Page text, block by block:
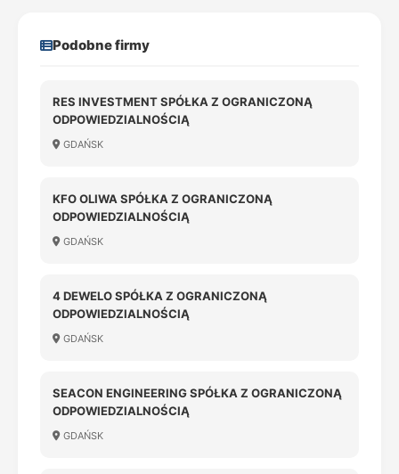
Podobne firmy
RES INVESTMENT SPÓŁKA Z OGRANICZONĄ
ODPOWIEDZIALNOŚCIĄ
GDAŃSK
KFO OLIWA SPÓŁKA Z OGRANICZONĄ
ODPOWIEDZIALNOŚCIĄ
GDAŃSK
4 DEWELO SPÓŁKA Z OGRANICZONĄ
ODPOWIEDZIALNOŚCIĄ
GDAŃSK
SEACON ENGINEERING SPÓŁKA Z OGRANICZONĄ
ODPOWIEDZIALNOŚCIĄ
GDAŃSK